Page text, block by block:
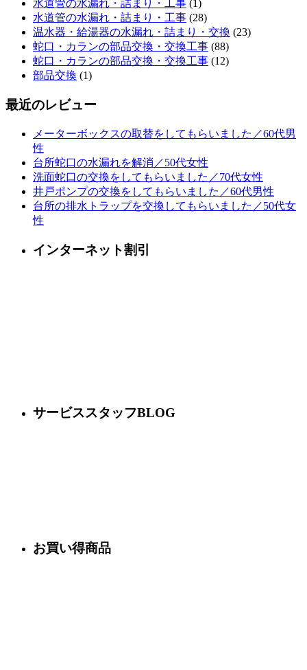
水道管の水漏れ・詰まり・工事 (1)
水道管の水漏れ・詰まり・工事 (28)
温水器・給湯器の水漏れ・詰まり・交換 (23)
蛇口・カランの部品交換・交換工事 (88)
蛇口・カランの部品交換・交換工事 (12)
部品交換 (1)
最近のレビュー
メーターボックスの取替をしてもらいました／60代男
性
台所蛇口の水漏れを解消／50代女性
洗面蛇口の交換をしてもらいました／70代女性
井戸ポンプの交換をしてもらいました／60代男性
台所の排水トラップを交換してもらいました／50代女
性
インターネット割引
サービススタッフBLOG
お買い得商品